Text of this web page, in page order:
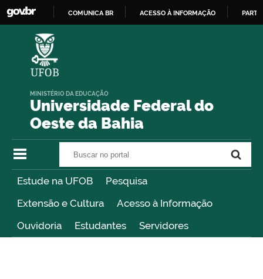
COMUNICA BR ACESSO À INFORMAÇÃO
Universidade Federal do
Oeste da Bahia
MINISTÉRIO DA EDUCAÇÃO
Estude na UFOB
Pesquisa
Extensão e Cultura
Acesso à Informação
Ouvidoria
Estudantes Servidores